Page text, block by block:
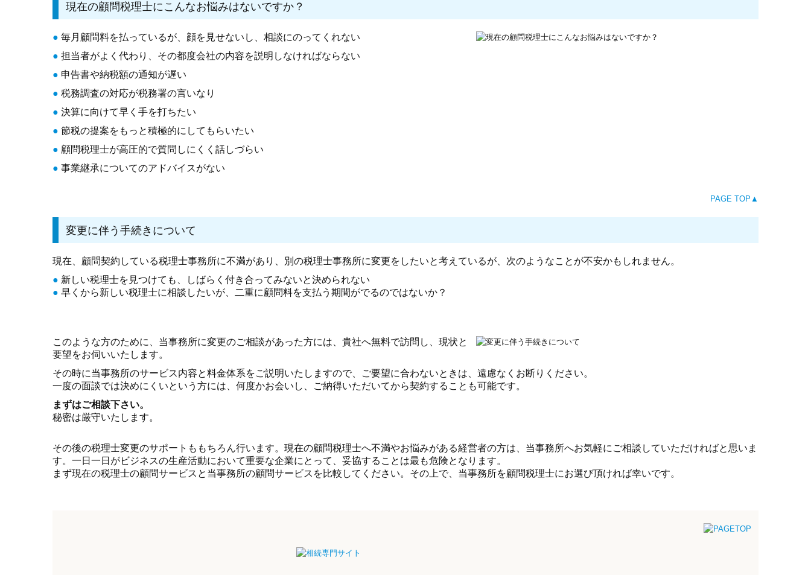
現在の顧問税理士にこんなお悩みはないですか？
● 毎月顧問料を払っているが、顔を見せないし、相談にのってくれない
● 担当者がよく代わり、その都度会社の内容を説明しなければならない
● 申告書や納税額の通知が遅い
● 税務調査の対応が税務署の言いなり
● 決算に向けて早く手を打ちたい
● 節税の提案をもっと積極的にしてもらいたい
● 顧問税理士が高圧的で質問しにくく話しづらい
● 事業継承についてのアドバイスがない
PAGE TOP▲
変更に伴う手続きについて
現在、顧問契約している税理士事務所に不満があり、別の税理士事務所に変更をしたいと考えているが、次のようなことが不安かもしれません。
● 新しい税理士を見つけても、しばらく付き合ってみないと決められない
● 早くから新しい税理士に相談したいが、二重に顧問料を支払う期間がでるのではないか？
このような方のために、当事務所に変更のご相談があった方には、貴社へ無料で訪問し、現状と
要望をお伺いいたします。
その時に当事務所のサービス内容と料金体系をご説明いたしますので、ご要望に合わないときは、遠慮なくお断りください。
一度の面談では決めにくいという方には、何度かお会いし、ご納得いただいてから契約することも可能です。
まずはご相談下さい。
秘密は厳守いたします。
その後の税理士変更のサポートももちろん行います。現在の顧問税理士へ不満やお悩みがある経営者の方は、当事務所へお気軽にご相談していただければと思いま
す。一日一日がビジネスの生産活動において重要な企業にとって、妥協することは最も危険となります。
まず現在の税理士の顧問サービスと当事務所の顧問サービスを比較してください。その上で、当事務所を顧問税理士にお選び頂ければ幸いです。